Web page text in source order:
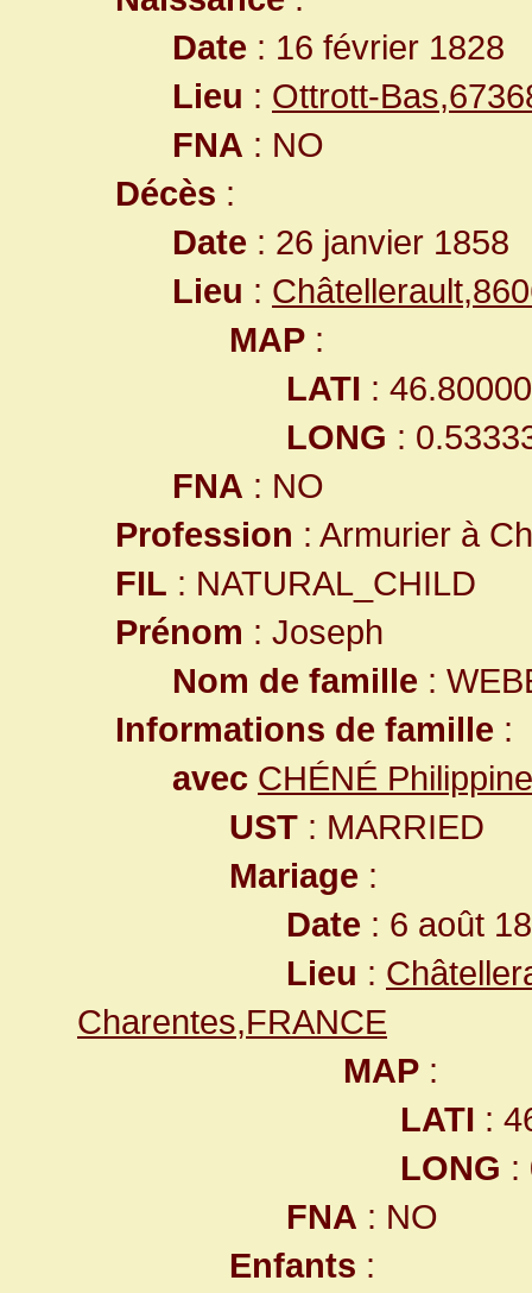
Date : 16 février 1828
Lieu : Ottrott-
FNA : NO
Décès :
Date : 26 janvier 1858
Lieu :
MAP :
LATI :
LONG :
FNA : NO
Profession : Armurier à
FIL : NATURAL_CHILD
Prénom : Joseph
Nom de famille :
Informations de famille :
avec CHÉNÉ Philippine
UST : MARRIED
Mariage :
Date : 6 août
Lieu :
Charentes,FRANCE
MAP :
LATI :
LONG :
FNA : NO
Enfants :